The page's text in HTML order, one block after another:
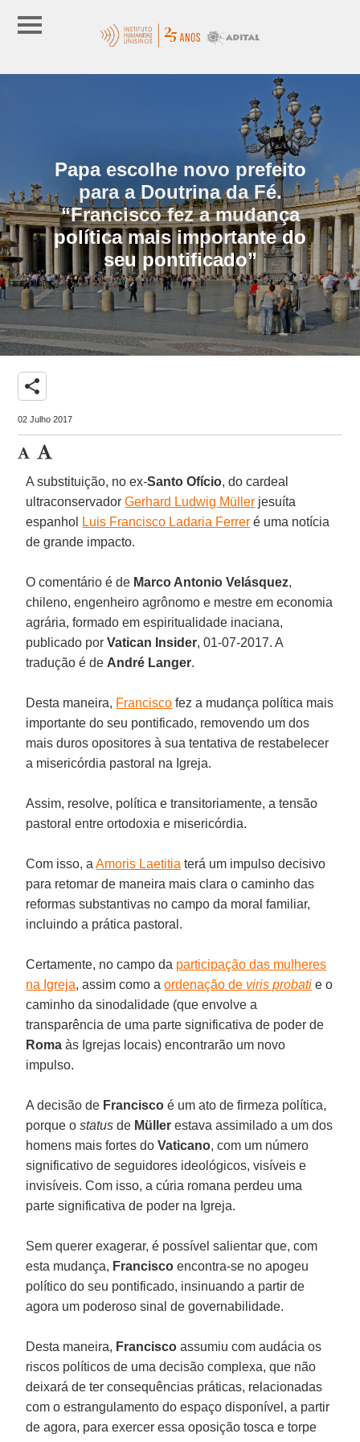
Papa escolhe novo prefeito
para a Doutrina da Fé.
“Francisco fez a mudança
política mais importante do
seu pontificado”
share
02 Julho 2017
A substituição, no ex-Santo Ofício, do cardeal
ultraconservadorGerhard Ludwig Müller jesuíta
espanhol
Luis Francisco Ladaria Ferrer é uma notícia
de grande impacto.
O comentário é de Marco Antonio Velásquez,
chileno, engenheiro agrônomo e mestre em economia
agrária, formado em espiritualidade inaciana,
publicado porVatican Insider, 01-07-2017. A
tradução é de André Langer.
Desta maneira, Francisco fez a mudança política mais
importante do seu pontificado, removendo um dos
mais duros opositores à sua tentativa de restabelecer
a misericórdia pastoral na Igreja.
Assim, resolve, política e transitoriamente, a tensão
pastoral entre ortodoxia e misericórdia.
Com isso, aAmoris Laetitia terá um impulso decisivo
para retomar de maneira mais clara o caminho das
reformas substantivas no campo da moral familiar,
incluindo a prática pastoral.
Certamente, no campo da participação das mulheres
na Igreja, assim como aordenação de viris probati e o
caminho da sinodalidade (que envolve a
transparência de uma parte significativa de poder de
Roma às Igrejas locais) encontrarão um novo
impulso.
A decisão de Francisco é um ato de firmeza política,
porque ostatus de Müller estava assimilado a um dos
homens mais fortes doVaticano, com um número
significativo de seguidores ideológicos, visíveis e
invisíveis. Com isso, a cúria romana perdeu uma
parte significativa de poder na Igreja.
Sem querer exagerar, é possível salientar que, com
esta mudança, Francisco encontra-se no apogeu
político do seu pontificado, insinuando a partir de
agora um poderoso sinal de governabilidade.
Desta maneira, Francisco assumiu com audácia os
riscos políticos de uma decisão complexa, que não
deixará de ter consequências práticas, relacionadas
com o estrangulamento do espaço disponível, a partir
de agora, para exercer essa oposição tosca e torpe